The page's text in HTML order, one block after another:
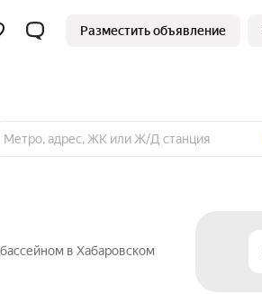
Разместить объявление
в Хабаровском